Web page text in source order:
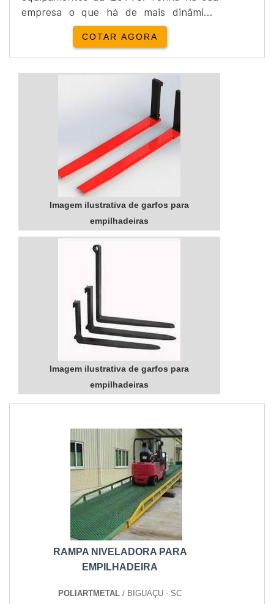
empresa o que há de mais dinâmico!
Materiais resistentes e com longa
duração.Pontos positivos do serviço:
Facilidade na montagem, Rapidez,
Segurança, Ótimas matérias-
primas.Sobre a empresaUm prolongador
de garfos para empilhadeiras necessário é
aquele que agrega valor ao cliente e
proporciona satisf...
COTAR AGORA
Imagem ilustrativa de garfos para
empilhadeiras
Imagem ilustrativa de garfos para
empilhadeiras
RAMPA NIVELADORA PARA
EMPILHADEIRA
POLIARTMETAL / BIGUAÇU - SC